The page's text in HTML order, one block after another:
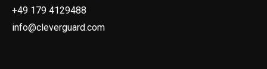
+49 179 4129488
info@cleverguard.com